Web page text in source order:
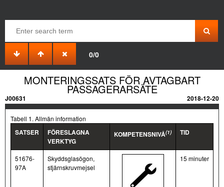
0/0
MONTERINGSSATS FÖR AVTAGBART
PASSAGERARSÄTE
J00631 2018-12-20
Tabell 1. Allmän information
SATSER
FÖRESLAGNA
VERKTYG
KOMPETENSNIVÅ(1) TID
51676-
97A
Skyddsglasögon,
stjärnskruvmejsel
15 minuter